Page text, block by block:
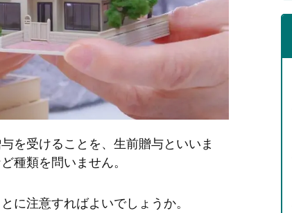
を受けることを、生前贈与といいま
種類を問いません。
に注意すればよいでしょうか。